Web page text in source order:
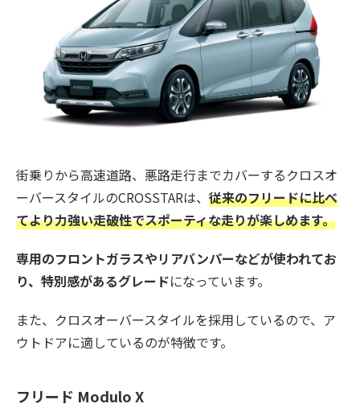
街乗りから高速道路、悪路走行までカバーするクロスオ
ーバースタイルのCROSSTARは、 従来のフリードに比べ
てより力強い走破性でスポーティな走りが楽しめます。
専用のフロントガラスやリアバンパーなどが使われてお
り、特別感があるグレードになっています。
また、クロスオーバースタイルを採用しているので、ア
ウトドアに適しているのが特徴です。
フリード Modulo X